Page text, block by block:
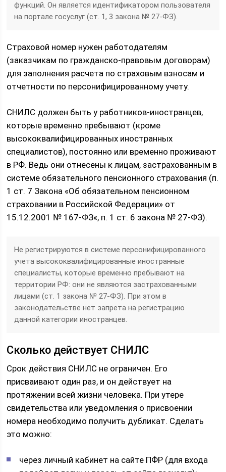
функций. Он является идентификатором пользователя
на портале госуслуг (ст. 1, 3 закона № 27-ФЗ).
Страховой номер нужен работодателям
(заказчикам по гражданско-правовым договорам)
для заполнения расчета по страховым взносам и
отчетности по персонифицированному учету.
СНИЛС должен быть у работников-иностранцев,
которые временно пребывают (кроме
высококвалифицированных иностранных
специалистов), постоянно или временно проживают
в РФ. Ведь они отнесены к лицам, застрахованным в
системе обязательного пенсионного страхования (п.
1 ст. 7 Закона «Об обязательном пенсионном
страховании в Российской Федерации» от
15.12.2001 № 167-ФЗ«, п. 1 ст. 6 закона № 27-ФЗ).
Не регистрируются в системе персонифицированного
учета высококвалифицированные иностранные
специалисты, которые временно пребывают на
территории РФ: они не являются застрахованными
лицами (ст. 1 закона № 27-ФЗ). При этом в
законодательстве нет запрета на регистрацию
данной категории иностранцев.
Сколько действует СНИЛС
Срок действия СНИЛС не ограничен. Его
присваивают один раз, и он действует на
протяжении всей жизни человека. При утере
свидетельства или уведомления о присвоении
номера необходимо получить дубликат. Сделать
это можно:
через личный кабинет на сайте ПФР (для входа